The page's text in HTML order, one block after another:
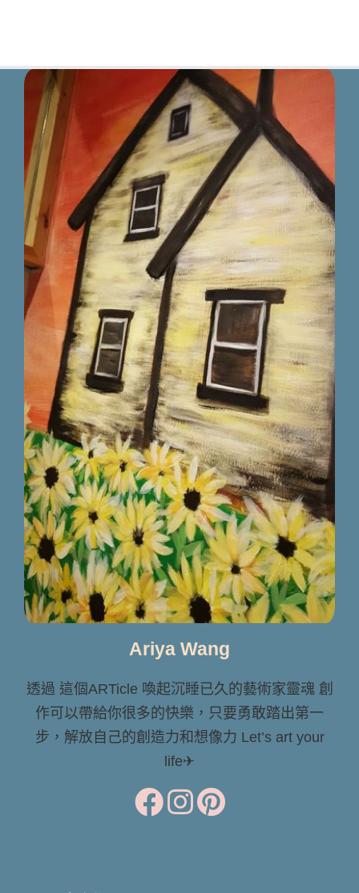
Ariya Wang
透過 這個ARTicle 喚起沉睡已久的藝術家靈魂 創
作可以帶給你很多的快樂，只要勇敢踏出第一
步，解放自己的創造力和想像力 Let’s art your
life✈